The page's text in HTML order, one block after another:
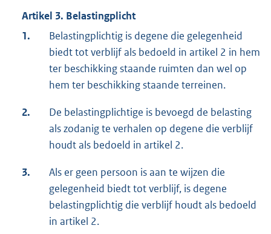
Artikel 3. Belastingplicht
1.
Belastingplichtig is degene die gelegenheid
biedt tot verblijf als bedoeld in artikel 2 in hem
ter beschikking staande ruimten dan wel op
hem ter beschikking staande terreinen.
2.
De belastingplichtige is bevoegd de belasting
als zodanig te verhalen op degene die verblijf
houdt als bedoeld in artikel 2.
3.
Als er geen persoon is aan te wijzen die
gelegenheid biedt tot verblijf, is degene
belastingplichtig die verblijf houdt als bedoeld
in artikel 2.